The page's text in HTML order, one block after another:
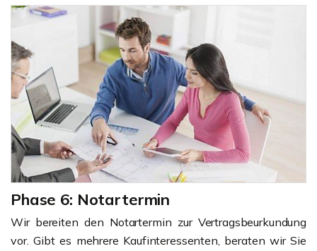
Phase 6: Notartermin
Wir bereiten den Notartermin zur Vertragsbeurkundung
vor. Gibt es mehrere Kaufinteressenten, beraten wir Sie